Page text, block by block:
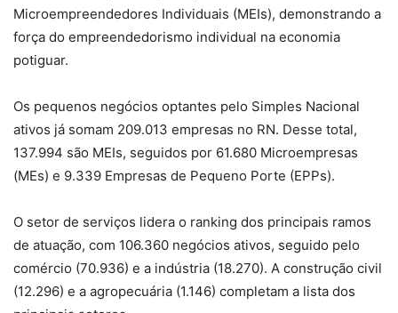
Microempreendedores Individuais (MEIs), demonstrando a
força do empreendedorismo individual na economia
potiguar.
Os pequenos negócios optantes pelo Simples Nacional
ativos já somam 209.013 empresas no RN. Desse total,
137.994 são MEIs, seguidos por 61.680 Microempresas
(MEs) e 9.339 Empresas de Pequeno Porte (EPPs).
O setor de serviços lidera o ranking dos principais ramos
de atuação, com 106.360 negócios ativos, seguido pelo
comércio (70.936) e a indústria (18.270). A construção civil
(12.296) e a agropecuária (1.146) completam a lista dos